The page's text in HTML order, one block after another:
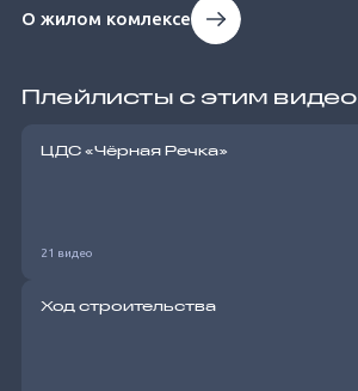
О жилом комлексе
Плейлисты с этим видео
ЦДС «Чёрная Речка»
21 видео
Ход строительства